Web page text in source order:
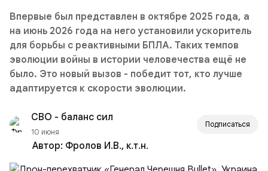
Впервые был представлен в октябре 2025 года, а
на июнь 2026 года на него установили ускоритель
для борьбы с реактивными БПЛА. Таких темпов
эволюции войны в истории человечества ещё не
было. Это новый вызов - победит тот, кто лучше
адаптируется к скорости эволюции.
СВО - баланс сил
10 июня
Подписаться
Автор: Фролов И.В., к.т.н.